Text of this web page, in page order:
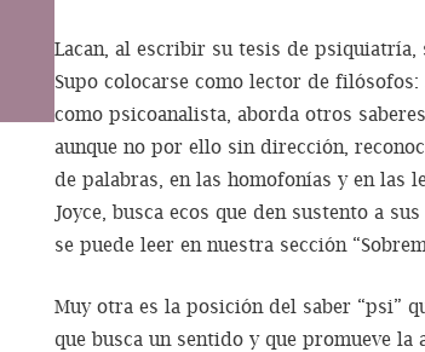
Lacan, al escribir su tesis de psiquiatría,
Supo colocarse como lector de filósofos:
como psicoanalista, aborda otros
aunque no por ello sin dirección,
de palabras, en las homofonías y en las
Joyce, busca ecos que den sustento a
se puede leer en nuestra sección
Muy otra es la posición del saber “psi”
que busca un sentido y que promueve